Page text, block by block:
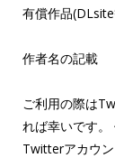
有償作品
作者名の記載
ご利用の際は
れば幸いです。
Twitterアカウ